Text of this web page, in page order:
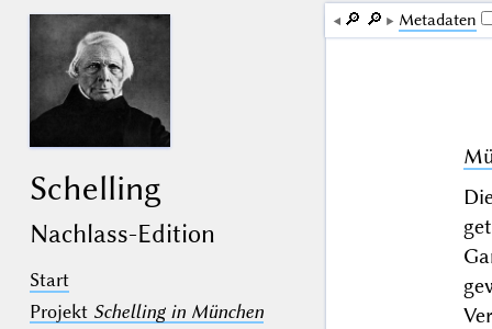
Schelling
Nachlass-Edition
Start
Projekt Schelling in München
🔎︎ 🔎︎ Me­ta­da­ten